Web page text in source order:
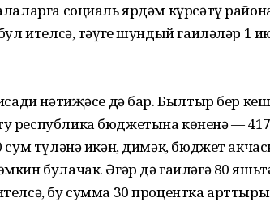
социаль ярдәм күрсәтү
ителсә, тәүге шундый гаиләләр 1
нәтиҗәсе дә бар. Былтыр бер
республика бюджетына көненә —
сум түләнә икән, димәк, бюджет
булачак. Әгәр дә гаиләгә 80
бу сумма 30 процентка